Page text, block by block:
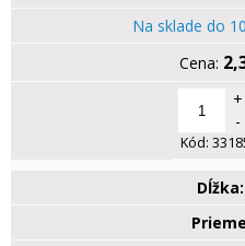
Na sklade do
+
-
Kód:
Dĺžka: